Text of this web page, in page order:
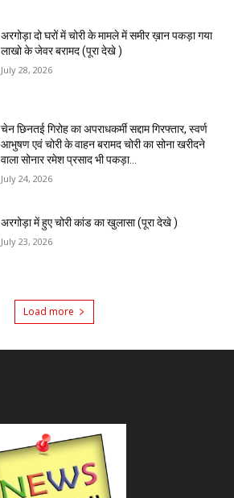
अरगोड़ा दो घरों में चोरी के मामले में समीर ख़ान पकड़ा गया
लाखो के जेवर बरामद (पूरा देखे )
July 28, 2026
चेन छिनतई गिरोह का अपराधकर्मी सद्दाम गिरफ्तार, स्वर्ण
आभुषण एवं चोरी के वाहन बरामद चोरी का सोना खरीदने
वाला सोनार रमेश प्रसाद भी पकड़ा...
July 24, 2026
अरगोड़ा में हुए चोरी कांड का खुलासा (पूरा देखे )
July 23, 2026
Load more